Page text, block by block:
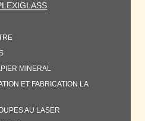
MINERAL
ET FABRICATION LA
AU LASER